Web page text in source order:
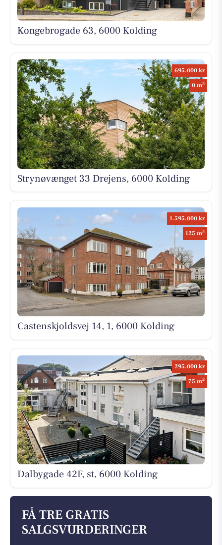
Kongebrogade 63, 6000 Kolding
695.000 kr
0 m2
Strynøvænget 33 Drejens, 6000 Kolding
1.595.000 kr
125 m2
Castenskjoldsvej 14, 1, 6000 Kolding
295.000 kr
75 m2
Dalbygade 42F, st, 6000 Kolding
FÅ TRE GRATIS
SALGSVURDERINGER